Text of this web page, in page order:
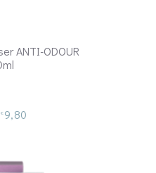
ANTI-ODOUR
€ 9,80